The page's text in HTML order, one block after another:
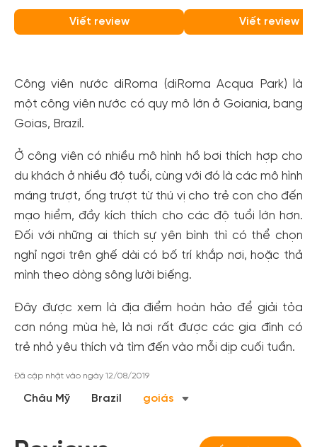
Viết review
Segredo)
Viết review
Công viên nước diRoma (diRoma Acqua Park) là
một công viên nước có quy mô lớn ở Goiania, bang
Goias, Brazil.
Ở công viên có nhiều mô hình hồ bơi thích hợp cho
du khách ở nhiều độ tuổi, cùng với đó là các mô hình
máng trượt, ống trượt từ thú vị cho trẻ con cho đến
mạo hiểm, đầy kích thích cho các độ tuổi lớn hơn.
Đối với những ai thích sự yên bình thì có thể chọn
nghỉ ngơi trên ghế dài có bố trí khắp nơi, hoặc thả
mình theo dòng sông lười biếng.
Đây được xem là địa điểm hoàn hảo để giải tỏa
cơn nóng mùa hè, là nơi rất được các gia đình có
trẻ nhỏ yêu thích và tìm đến vào mỗi dịp cuối tuần.
Đã cập nhật vào ngày 12/08/2019
Châu Mỹ Brazil goiás
Tạo tài khoản nhanh - nhận nhiều ưu
đãi!
Tạo tài khoản để có thể nhận ngay các ưu đãihấp dẫn
dành cho thành viên đến từ các đối tác của Gody.vn dành
Hoặc đăng nhập bằng